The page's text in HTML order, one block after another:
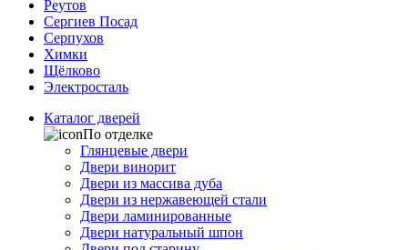
Реутов
Сергиев Посад
Серпухов
Химки
Щёлково
Электросталь
Каталог дверей
По отделке
Глянцевые двери
Двери винорит
Двери из массива дуба
Двери из нержавеющей стали
Двери ламинированные
Двери натуральный шпон